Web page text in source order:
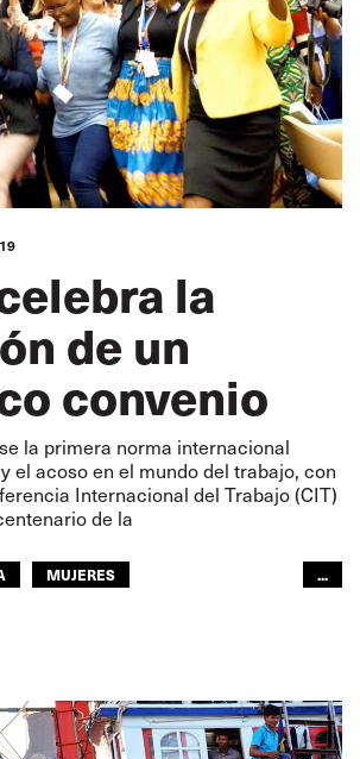
la
de un
convenio
la primera norma internacional
el acoso en el mundo del trabajo, con
Internacional del Trabajo (CIT)
de la
MUJERES
GENTE DE MAR
...